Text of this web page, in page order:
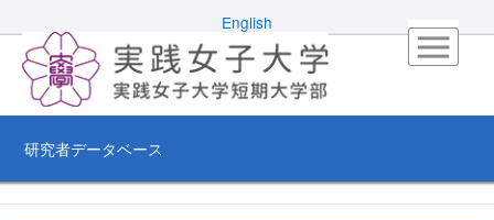
English
研究者データベース